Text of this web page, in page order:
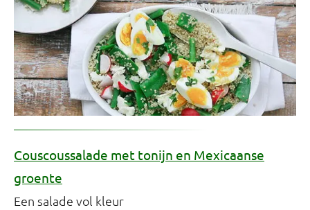
Couscoussalade met tonijn en Mexicaanse
groente
Een salade vol kleur